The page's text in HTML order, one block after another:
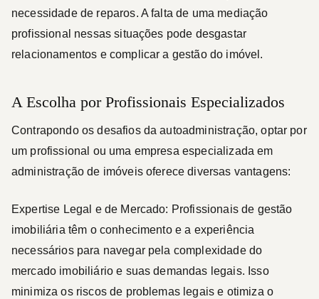
necessidade de reparos. A falta de uma mediação
profissional nessas situações pode desgastar
relacionamentos e complicar a gestão do imóvel.
A Escolha por Profissionais Especializados
Contrapondo os desafios da autoadministração, optar por
um profissional ou uma empresa especializada em
administração de imóveis oferece diversas vantagens:
Expertise Legal e de Mercado: Profissionais de gestão
imobiliária têm o conhecimento e a experiência
necessários para navegar pela complexidade do
mercado imobiliário e suas demandas legais. Isso
minimiza os riscos de problemas legais e otimiza o